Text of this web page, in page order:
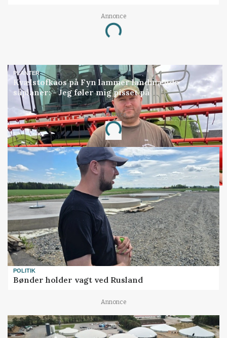
Annonce
Loading...
PLANTER
Kvælstofkaos på Fyn lammer landmænds
såplaner: - Jeg føler mig pisset på
Annonce
Loading...
POLITIK
Bønder holder vagt ved Rusland
Annonce